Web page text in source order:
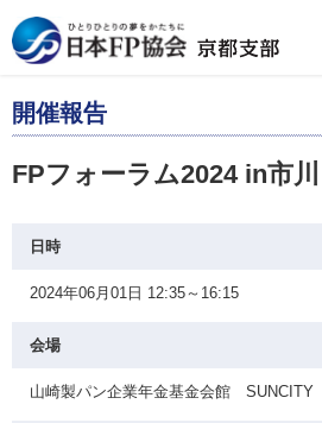
開催報告
FPフォーラム2024 in市川
日時
2024年06月01日 12:35～16:15
会場
山崎製パン企業年金基金会館 SUNCITY